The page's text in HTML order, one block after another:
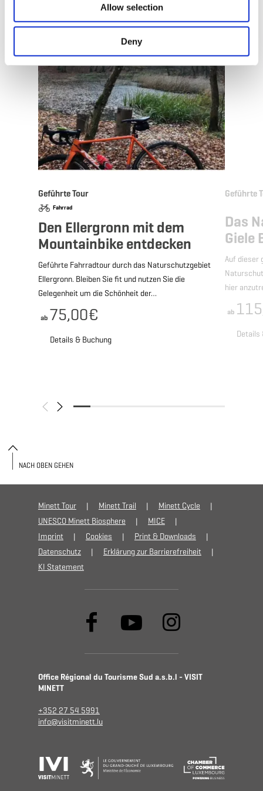
Allow selection
Deny
Geführte Tour
Fahrrad
Den Ellergronn mit dem
Mountainbike entdecken
Geführte Fahrradtour durch das Naturschutzgebiet
Ellergronn. Bleiben Sie fit und nutzen Sie die
Gelegenheit um die Schönheit der…
Details & Buchung
ab 75,00€
Geführte
Das
Giele
Auf dieser
hier
Details
ab
Minett Tour Minett Trail
Minett Cycle
UNESCO Minett Biosphere
MICE
Imprint
Cookies
Print & Downloads
Datenschutz
Erklärung zur Barrierefreiheit
KI Statement
Office Régional du Tourisme Sud a.s.b.l - VISIT
MINETT
+352 27 54 5991
info@visitminett.lu
NACH OBEN GEHEN